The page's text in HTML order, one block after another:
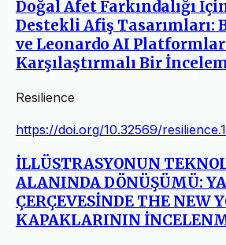
Doğal Afet Farkındalığı
Destekli Afiş Tasarımları:
ve Leonardo AI
Karşılaştırmalı Bir
Resilience
https://doi.org/10.32569/
İLLÜSTRASYONUN
ALANINDA DÖNÜŞÜMÜ:
ÇERÇEVESİNDE THE NEW
KAPAKLARININ